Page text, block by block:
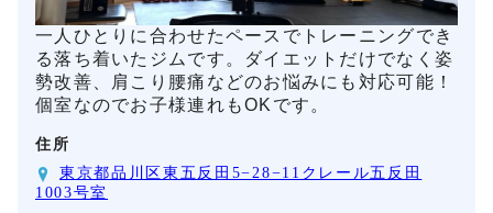
一人ひとりに合わせたペースでトレーニングでき
る落ち着いたジムです。ダイエットだけでなく姿
勢改善、肩こり腰痛などのお悩みにも対応可能！
個室なのでお子様連れもOKです。
住所
東京都品川区東五反田5−28−11クレール五反田
1003号室